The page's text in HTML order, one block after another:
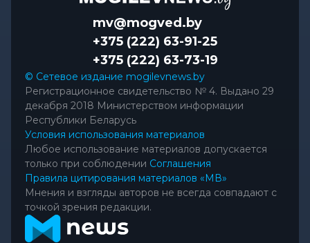
mv@mogved.by
+375 (222) 63-91-25
+375 (222) 63-73-19
© Сетевое издание mogilevnews.by
Регистрационное свидетельство № 4. Выдано 29
декабря 2018 Министерством информации
Республики Беларусь
Условия использования материалов
Любое использование материалов допускается
только при соблюдении Соглашения
Правила цитирования материалов «МВ»
Мнения и взгляды авторов не всегда совпадают с
точкой зрения редакции.